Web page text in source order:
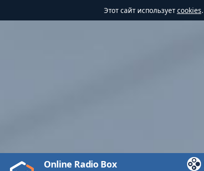
Этот сайт используетcookies
Video
Play
Online Radio Box